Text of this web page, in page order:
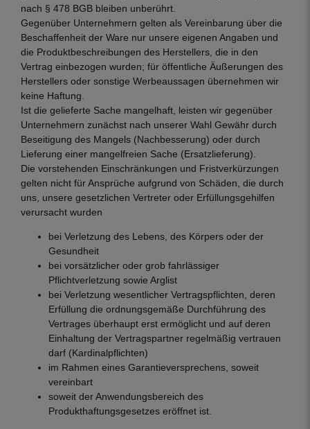
nach § 478 BGB bleiben unberührt.
Gegenüber Unternehmern gelten als Vereinbarung über die
Beschaffenheit der Ware nur unsere eigenen Angaben und
die Produktbeschreibungen des Herstellers, die in den
Vertrag einbezogen wurden; für öffentliche Äußerungen des
Herstellers oder sonstige Werbeaussagen übernehmen wir
keine Haftung.
Ist die gelieferte Sache mangelhaft, leisten wir gegenüber
Unternehmern zunächst nach unserer Wahl Gewähr durch
Beseitigung des Mangels (Nachbesserung) oder durch
Lieferung einer mangelfreien Sache (Ersatzlieferung).
Die vorstehenden Einschränkungen und Fristverkürzungen
gelten nicht für Ansprüche aufgrund von Schäden, die durch
uns, unsere gesetzlichen Vertreter oder Erfüllungsgehilfen
verursacht wurden
bei Verletzung des Lebens, des Körpers oder der
Gesundheit
bei vorsätzlicher oder grob fahrlässiger
Pflichtverletzung sowie Arglist
bei Verletzung wesentlicher Vertragspflichten, deren
Erfüllung die ordnungsgemäße Durchführung des
Vertrages überhaupt erst ermöglicht und auf deren
Einhaltung der Vertragspartner regelmäßig vertrauen
darf (Kardinalpflichten)
im Rahmen eines Garantieversprechens, soweit
vereinbart
soweit der Anwendungsbereich des
Produkthaftungsgesetzes eröffnet ist.